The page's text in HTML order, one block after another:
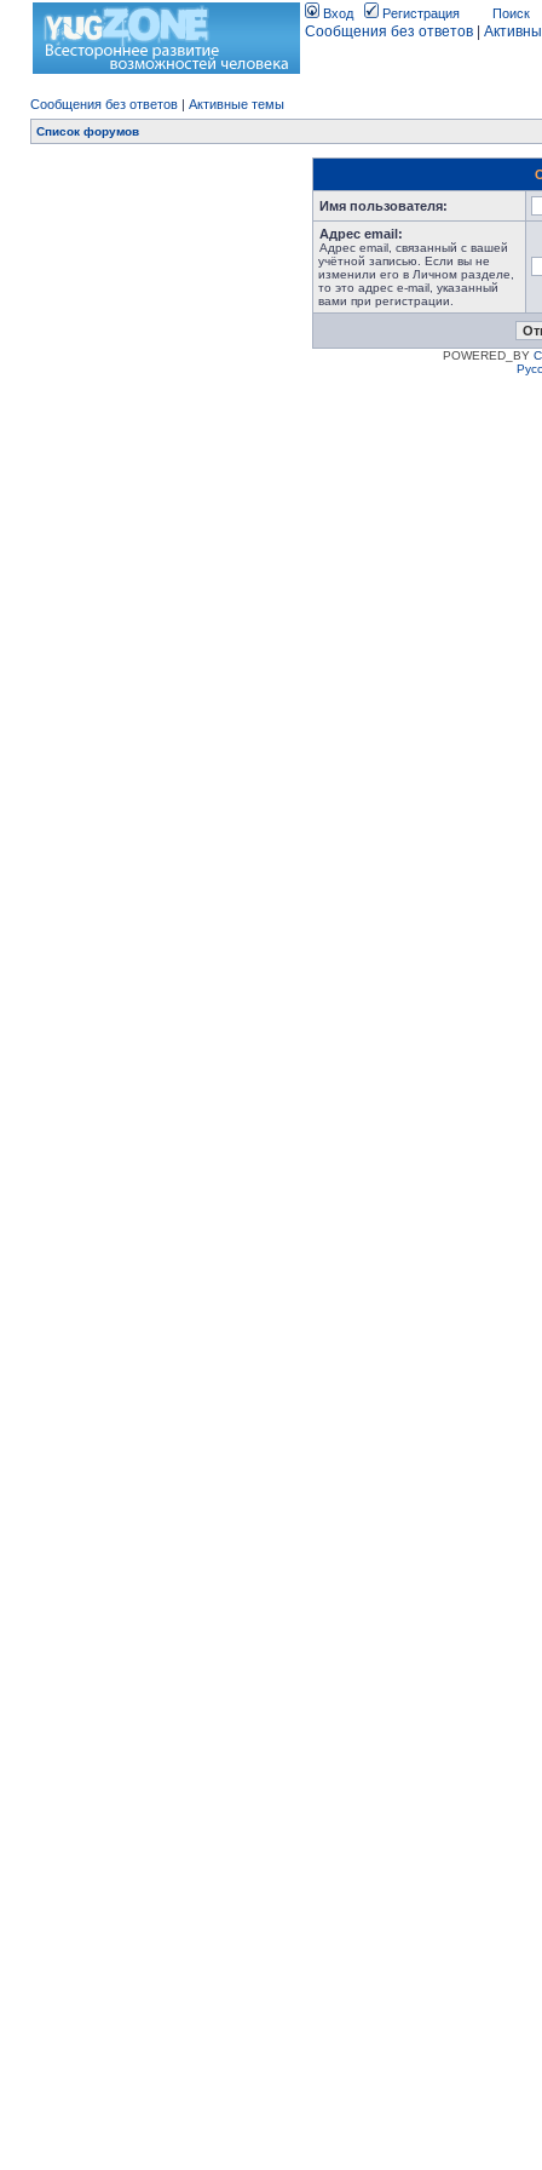
Вход Регистрация Поиск
Сообщения без ответов
Сообщения без ответов | Активные темы
Список форумов
Имя пользователя:
Адрес email:
Адрес email, связанный с вашей
учётной записью. Если вы не
изменили его в Личном разделе,
то это адрес e-mail, указанный
вами при регистрации.
POWERED_BY